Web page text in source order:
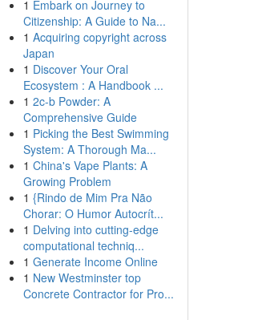
1 Embark on Journey to
Citizenship: A Guide to Na...
1 Acquiring copyright across
Japan
1 Discover Your Oral
Ecosystem : A Handbook ...
1 2c-b Powder: A
Comprehensive Guide
1 Picking the Best Swimming
System: A Thorough Ma...
1 China's Vape Plants: A
Growing Problem
1 {Rindo de Mim Pra Não
Chorar: O Humor Autocrít...
1 Delving into cutting-edge
computational techniq...
1 Generate Income Online
1 New Westminster top
Concrete Contractor for Pro...